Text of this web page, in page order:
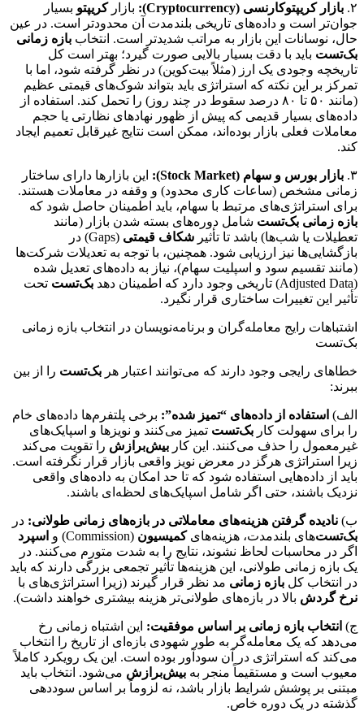
۲. بازار کریپتوکارنسی (Cryptocurrency): بازارکریپتو بسیار
جوان‌تر است و داده‌های تاریخی بلندمدت آن محدودتر است. در عین
حال، نوسانات این بازار به مراتب شدیدتر است. انتخاب بازه زمانی
بک‌تست باید با دقت بسیار بالایی صورت گیرد؛ بهتر است کل
تاریخچه وجودی یک ارز (مثلاً بیت‌کوین) در نظر گرفته شود، اما با
تمرکز بر این نکته که استراتژی باید بتواند شوک‌های قیمتی عظیم
(مانند ۵۰ تا ۸۰ درصد سقوط در چند روز) را تحمل کند. استفاده از
داده‌های بسیار قدیمی که پیش از ظهور نهادهای نظارتی یا حجم
معاملات فعلی بازار بوده‌اند، ممکن است نتایج غیرقابل تعمیم ایجاد
کند.
۳. بازار بورس و سهام (Stock Market):
این بازارها دارای ساختار
زمانی مشخص (ساعات کاری محدود) و وقفه در معاملات هستند.
برای استراتژی‌های مرتبط با سهام، باید اطمینان حاصل شود که
بازه زمانی بک‌تست شامل دوره‌های بسته شدن بازار (مانند
تعطیلات یا شب‌ها) باشد تا تأثیر شکاف قیمتی
(Gaps) در
بازگشایی‌ها نیز ارزیابی شود. همچنین، با توجه به تعدیلات شرکت‌ها
(مانند تقسیم سود و اسپلیت سهام)، نیاز به داده‌های تعدیل شده
(Adjusted Data) تاریخی وجود دارد که اطمینان دهد
بک‌تست تحت
تأثیر این تغییرات ساختاری قرار نگیرد.
اشتباهات رایج معامله‌گران و برنامه‌نویسان در انتخاب بازه زمانی
بک‌تست
خطاهای رایجی وجود دارند که می‌توانند اعتبار هر بک‌تست را از بین
ببرند:
الف) استفاده از داده‌های “تمیز شده”: برخی پلتفرم‌ها داده‌های خام
را برای سهولت کار بک‌تست تمیز می‌کنند و نویزها و اسپایک‌های
غیرمعمول را حذف می‌کنند. این کار بیش‌برازش را تقویت می‌کند
زیرا استراتژی هرگز در معرض نویز واقعی بازار قرار نگرفته است.
باید از داده‌هایی استفاده شود که تا حد امکان به داده‌های واقعی
نزدیک باشند، حتی اگر شامل اسپایک‌های لحظه‌ای باشند.
ب) نادیده گرفتن هزینه‌های معاملاتی در بازه‌های زمانی طولانی: در
بک‌تست‌های بلندمدت، هزینه‌هایکمیسیون (Commission) و
اسپرد
اگر در محاسبات لحاظ نشوند، نتایج را به شدت متورم می‌کنند. در
یک بازه زمانی طولانی، این هزینه‌ها تأثیر تجمعی بزرگی دارند که باید
در انتخاب کل بازه زمانی مد نظر قرار گیرند (زیرا استراتژی‌های با
نرخ گردش بالا در بازه‌های طولانی‌تر هزینه بیشتری خواهند داشت).
ج) انتخاب بازه زمانی بر اساس موفقیت: این اشتباه زمانی رخ
می‌دهد که یک معامله‌گر به طور شهودی بازه‌ای از تاریخ را انتخاب
می‌کند که استراتژی در آن سودآور بوده است. این یک رویکرد کاملاً
معیوب است و مستقیماً منجر به بیش‌برازش می‌شود. انتخاب باید
مبتنی بر پوشش شرایط بازار باشد، نه لزوماً بر اساس سوددهی
گذشته در یک دوره خاص.